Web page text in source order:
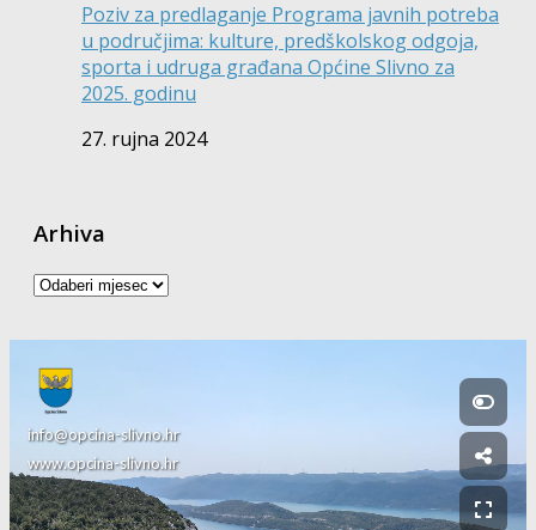
Poziv za predlaganje Programa javnih potreba
u područjima: kulture, predškolskog odgoja,
sporta i udruga građana Općine Slivno za
2025. godinu
27. rujna 2024
Arhiva
Arhiva